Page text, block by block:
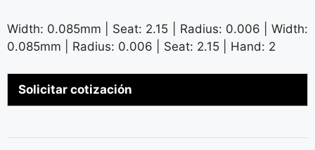
Width: 0.085mm | Seat: 2.15 | Radius: 0.006 | Width:
0.085mm | Radius: 0.006 | Seat: 2.15 | Hand: 2
Solicitar cotización